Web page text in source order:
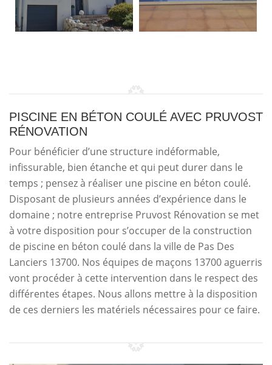
PISCINE EN BÉTON COULÉ AVEC PRUVOST
RÉNOVATION
Pour bénéficier d’une structure indéformable,
infissurable, bien étanche et qui peut durer dans le
temps ; pensez à réaliser une piscine en béton coulé.
Disposant de plusieurs années d’expérience dans le
domaine ; notre entreprise Pruvost Rénovation se met
à votre disposition pour s’occuper de la construction
de piscine en béton coulé dans la ville de Pas Des
Lanciers 13700. Nos équipes de maçons 13700 aguerris
vont procéder à cette intervention dans le respect des
différentes étapes. Nous allons mettre à la disposition
de ces derniers les matériels nécessaires pour ce faire.